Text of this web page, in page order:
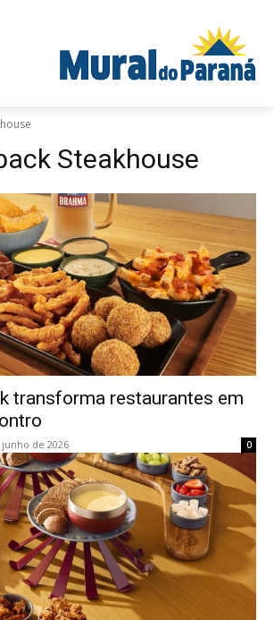
Steakhouse
transforma restaurantes em
junho de 2026 0